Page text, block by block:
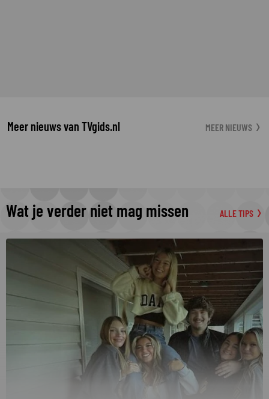
Meer nieuws van TVgids.nl MEER NIEUWS
Wat je verder niet mag missen ALLE TIPS